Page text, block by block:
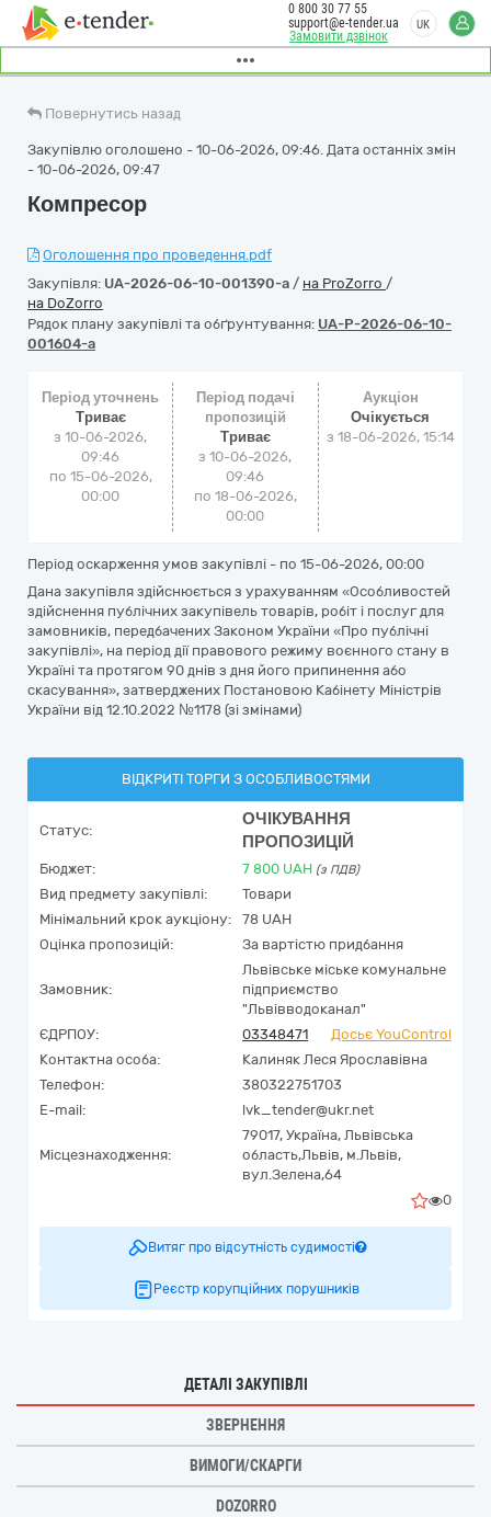
Замовити дзвінок
0 800 30 77 55
support@e-tender.ua
UK
Повернутись назад
Закупівлю оголошено - 10-06-2026, 09:46. Дата останніх змін
- 10-06-2026, 09:47
Компресор
Оголошення про проведення.pdf
Закупівля: UA-2026-06-10-001390-a / на ProZorro /
на DoZorro
Рядок плану закупівлі та обґрунтування: UA-P-2026-06-10-
001604-a
Період уточнень
Триває
з 10-06-2026,
09:46
по 15-06-2026,
00:00
Період подачі
пропозицій
Триває
з 10-06-2026,
09:46
по 18-06-2026,
00:00
Аукціон
Очікується
з 18-06-2026, 15:14
Період оскарження умов закупівлі - по 15-06-2026, 00:00
Дана закупівля здійснюється з урахуванням «Особливостей
здійснення публічних закупівель товарів, робіт і послуг для
замовників, передбачених Законом України «Про публічні
закупівлі», на період дії правового режиму воєнного стану в
Україні та протягом 90 днів з дня його припинення або
скасування», затверджених Постановою Кабінету Міністрів
України від 12.10.2022 №1178 (зі змінами)
ВІДКРИТІ ТОРГИ З ОСОБЛИВОСТЯМИ
Статус:
ОЧІКУВАННЯ
ПРОПОЗИЦІЙ
Бюджет: 7 800 UAH (з ПДВ)
Вид предмету закупівлі:
Товари
Мінімальний крок аукціону:
78 UAH
Оцінка пропозицій:
За вартістю придбання
Замовник:
Львівське міське комунальне
підприємство
"Львівводоканал"
ЄДРПОУ:
03348471
Досьє YouControl
Контактна особа:
Калиняк Леся Ярославівна
Телефон:
380322751703
E-mail:
lvk_tender@ukr.net
Місцезнаходження:
79017, Україна, Львівська
область,Львів, м.Львів,
вул.Зелена,64
0
Витяг про відсутність судимості
Реєстр корупційних порушників
ДЕТАЛІ ЗАКУПІВЛІ
ЗВЕРНЕННЯ
ВИМОГИ/СКАРГИ
DOZORRO